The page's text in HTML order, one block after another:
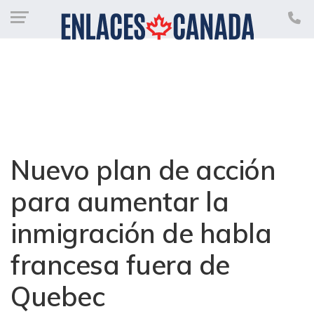
Nuevo plan de acción
para aumentar la
inmigración de habla
francesa fuera de
Quebec